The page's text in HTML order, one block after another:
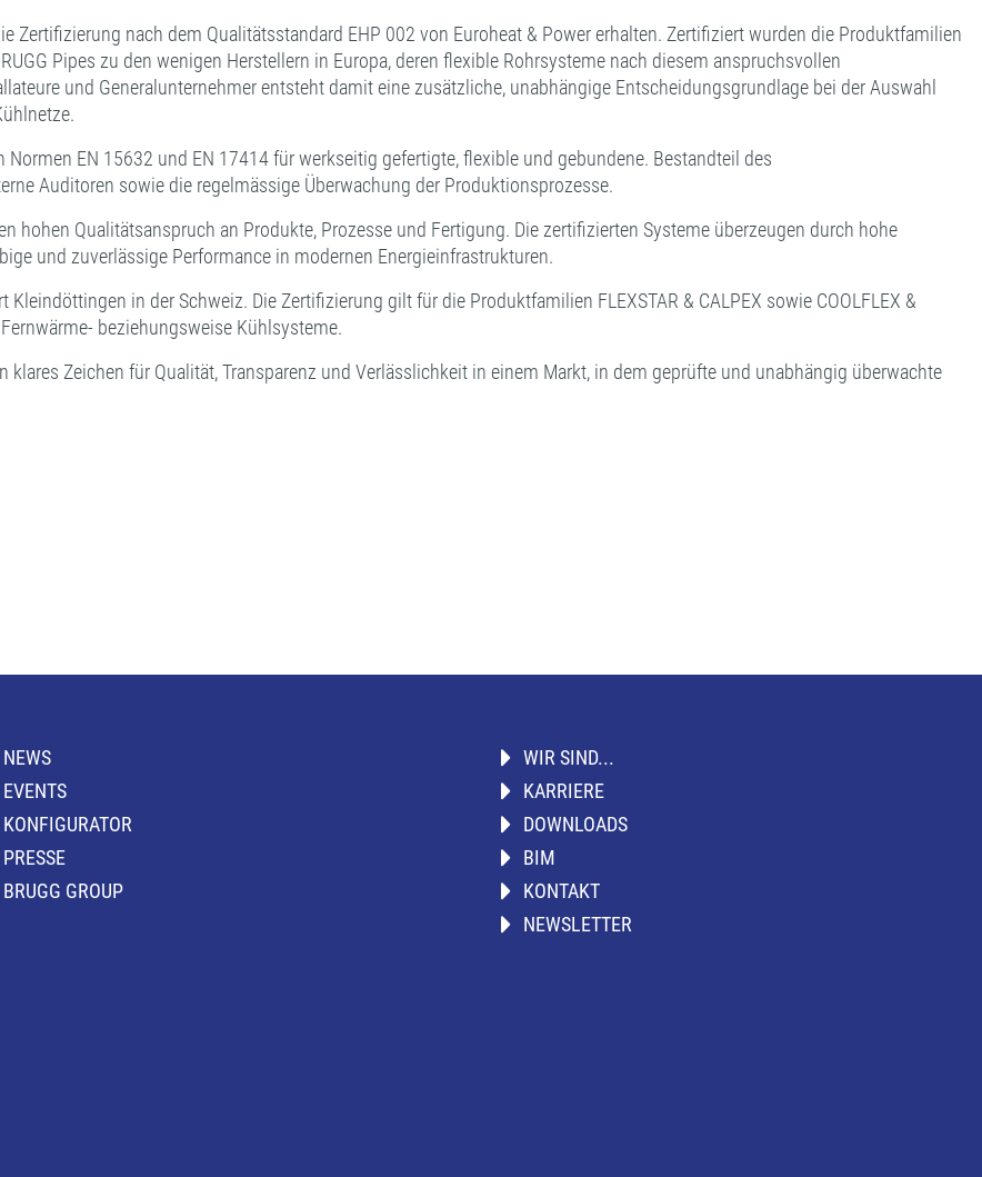
Zertifizierung nach dem Qualitätsstandard EHP 002 von Euroheat & Power erhalten. Zertifiziert wurden die Produktfamilien
Pipes zu den wenigen Herstellern in Europa, deren flexible Rohrsysteme nach diesem anspruchsvollen
und Generalunternehmer entsteht damit eine zusätzliche, unabhängige Entscheidungsgrundlage bei der Auswahl
EN 15632 und EN 17414 für werkseitig gefertigte, flexible und gebundene. Bestandteil des
Auditoren sowie die regelmässige Überwachung der Produktionsprozesse.
hohen Qualitätsanspruch an Produkte, Prozesse und Fertigung. Die zertifizierten Systeme überzeugen durch hohe
und zuverlässige Performance in modernen Energieinfrastrukturen.
in der Schweiz. Die Zertifizierung gilt für die Produktfamilien FLEXSTAR & CALPEX sowie COOLFLEX &
beziehungsweise Kühlsysteme.
Zeichen für Qualität, Transparenz und Verlässlichkeit in einem Markt, in dem geprüfte und unabhängig überwachte
NEWS
EVENTS
KONFIGURATOR
PRESSE
BRUGG GROUP
WIR SIND...
KARRIERE
DOWNLOADS
BIM
KONTAKT
NEWSLETTER